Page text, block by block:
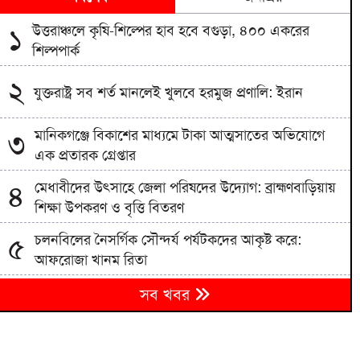
১ উত্তরাঞ্চলে কৃষি-শিল্পের হাব হবে বগুড়া, ৪০০ একরের
শিল্পপার্ক
২ যুক্তরাষ্ট্র সব শর্ত মানলেই খুলবে হরমুজ প্রণালি: ইরান
৩ ‎মানিকগঞ্জে বিকাশের মাধ্যমে টাকা আত্মসাতের অভিযোগে
এক প্রতারক গ্রেপ্তার
৪
মেধাবীদের উৎসাহে জেলা পরিষদের উদ্যোগ: ব্রাহ্মণবাড়িয়ায়
শিক্ষা উপকরণ ও বৃত্তি বিতরণ
৫ চলনবিলের নৈসর্গিক সৌন্দর্য পর্যটকদের আকৃষ্ট করে:
আফরোজা খানম রিতা
ভারতের ‘হাসিনা কার্ড’ আর বন্ধুত্বপূর্ণ সম্পর্ক একসঙ্গে যায়
না: স্বরাষ্ট্রমন্ত্রী
সব খবর